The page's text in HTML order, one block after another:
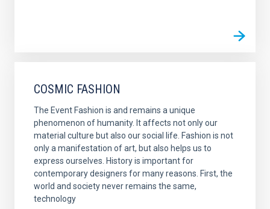
COSMIC FASHION
The Event Fashion is and remains a unique
phenomenon of humanity. It affects not only our
material culture but also our social life. Fashion is not
only a manifestation of art, but also helps us to
express ourselves. History is important for
contemporary designers for many reasons. First, the
world and society never remains the same,
technology